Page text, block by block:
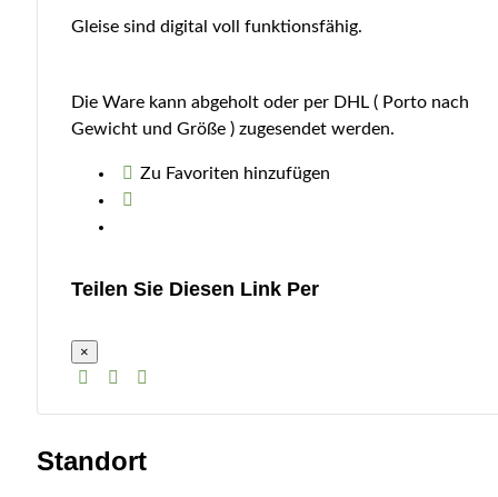
Gleise sind digital voll funktionsfähig.
Die Ware kann abgeholt oder per DHL ( Porto nach
Gewicht und Größe ) zugesendet werden.
Zu Favoriten hinzufügen
Teilen Sie Diesen Link Per
×
Standort